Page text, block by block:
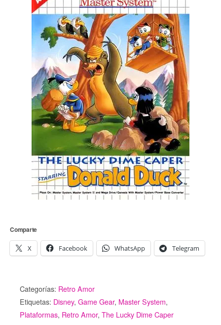
Comparte
X Facebook WhatsApp Telegram
Categorías: Retro Amor
Etiquetas: Disney, Game Gear, Master System,
Plataformas, Retro Amor, The Lucky Dime Caper